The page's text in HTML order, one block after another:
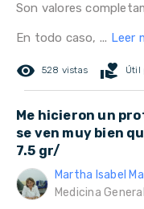
Son valores
En todo caso, ... Leer
remove_red_eye 528 vistas volunteer_activism Útil
Me hicieron un
se ven muy bien
7.5 gr/
Martha Isabel
Medicina General